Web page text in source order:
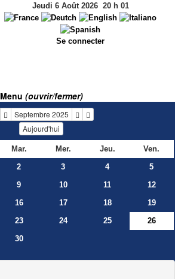
Jeudi 6 Août 2026 20h 01
Se connecter
Menu (ouvrir/fermer)
Septembre 2025
Aujourd'hui
Mar. Mer. Jeu.
Ven.
2 3 4
5
9 10 11
12
16 17 18
19
23 24 25
26
30